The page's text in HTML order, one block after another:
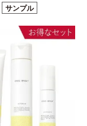
サンプル